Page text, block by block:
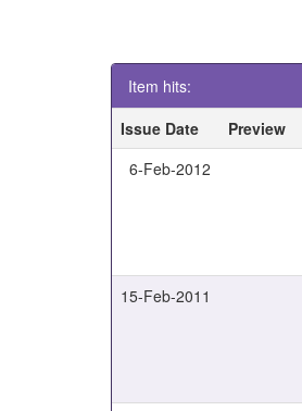
Item hits:
Issue Date
Preview
6-Feb-2012
15-Feb-2011